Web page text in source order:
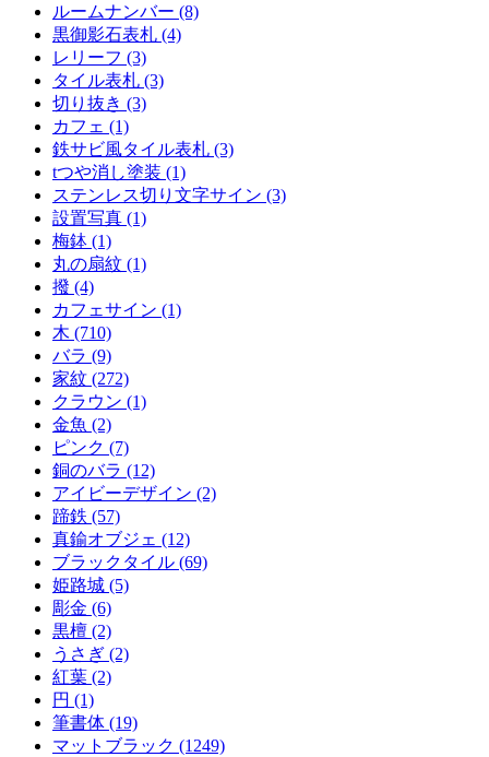
ルームナンバー (8)
黒御影石表札 (4)
レリーフ (3)
タイル表札 (3)
切り抜き (3)
カフェ (1)
鉄サビ風タイル表札 (3)
tつや消し塗装 (1)
ステンレス切り文字サイン (3)
設置写真 (1)
梅鉢 (1)
丸の扇紋 (1)
撥 (4)
カフェサイン (1)
木 (710)
バラ (9)
家紋 (272)
クラウン (1)
金魚 (2)
ピンク (7)
銅のバラ (12)
アイビーデザイン (2)
蹄鉄 (57)
真鍮オブジェ (12)
ブラックタイル (69)
姫路城 (5)
彫金 (6)
黒檀 (2)
うさぎ (2)
紅葉 (2)
円 (1)
筆書体 (19)
マットブラック (1249)